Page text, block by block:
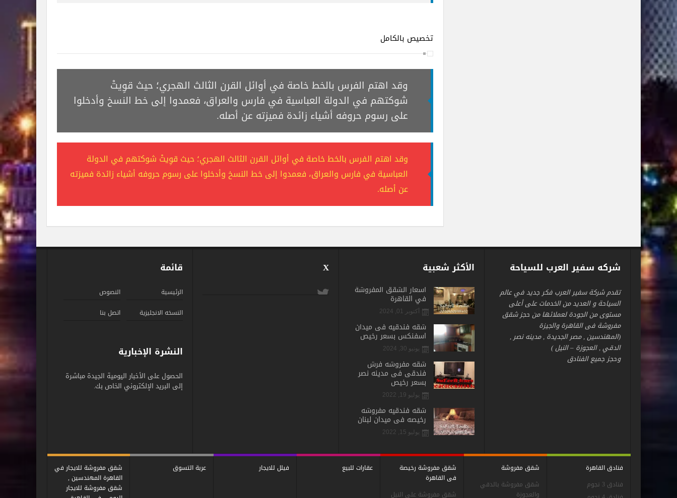
تخصيص بالكامل
وقد اهتم الفرس بالخط خاصة في أوائل القرن الثالث الهجري؛ حيث قوِيتْ
شوكتهم في الدولة العباسية في فارس والعراق، فعمدوا إلى خط النسخ وأدخلوا
على رسوم حروفه أشياء زائدة فميزته عن أصله.
وقد اهتم الفرس بالخط خاصة في أوائل القرن الثالث الهجري؛ حيث قوِيتْ شوكتهم في الدولة
العباسية في فارس والعراق، فعمدوا إلى خط النسخ وأدخلوا على رسوم حروفه أشياء زائدة فميزته
عن أصله.
شركه سفير العرب للسياحة
تقدم شركة سفير العرب فكر جديد في عالم
السياحة و العديد من الخدمات على أعلى
مستوى من الجودة لعملائها من حجز شقق
مفروشة فى القاهرة والجيزة
(المهندسين , مصر الجديدة , مدينه نصر ,
الدقي , العجوزة – النيل )
وحجز جميع الفنادق
الأكثر شعبية
اسعار الشقق المفروشة
في القاهرة
أكتوبر 01, 2024
شقه فندقيه فى ميدان
اسفنكس بسعر رخيص
يونيو 30, 2024
شقه مفروشه فرش
فندقى فى مدينه نصر
بسعر رخيص
يوليو 19, 2022
شقه فندقيه مفروشه
رخيصه فى ميدان لبنان
يوليو 15, 2022
X قائمة
الرئيسية
النصوص
النسخه الانجليزية
اتصل بنا
النشرة الإخبارية
الحصول على الأخبار اليومية الجيدة مباشرة
إلى البريد الإلكتروني الخاص بك.
فنادق القاهرة
فنادق 3 نجوم
شقق مفروشة
شقق مفروشة بالدقي
والعجوزة
شقق مفروشة رخيصة
فى القاهرة
شقق مفروشة على النيل
عقارات للبيع فيلل للايجار عربة التسوق
شقق مفروشة للايجار في
القاهرة المهندسين ,
شقق مفروشة للايجار